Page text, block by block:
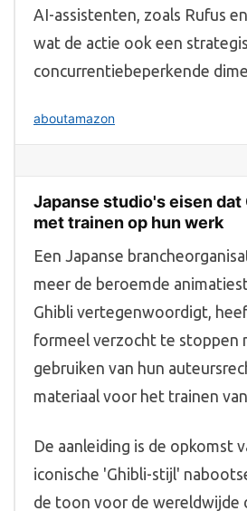
AI-assistenten, zoals Rufus
wat de actie ook een
concurrentiebeperkende
aboutamazon
Japanse studio's eisen dat
met trainen op hun werk
Een Japanse
meer de beroemde
Ghibli vertegenwoordigt,
formeel verzocht te stoppen
gebruiken van hun
materiaal voor het trainen
De aanleiding is de opkomst
iconische 'Ghibli-stijl'
de toon voor de wereldwijde